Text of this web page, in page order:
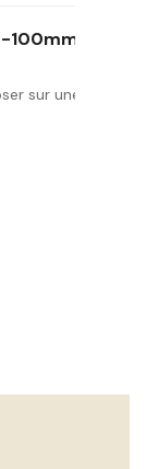
100mm
sur une